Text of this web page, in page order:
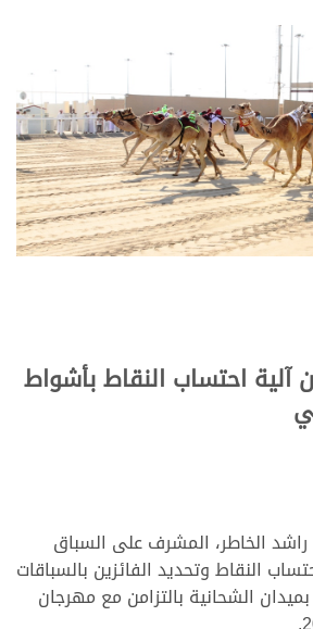
احتساب النقاط بأشواط
الخاطر، المشرف على السباق
النقاط وتحديد الفائزين بالسباقات
بميدان الشحانية بالتزامن مع مهرجان